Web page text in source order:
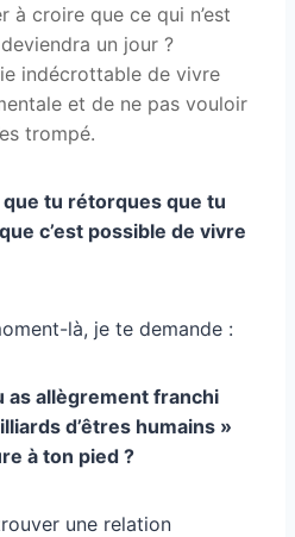
à croire que ce qui n’est
un jour ?
indécrottable de vivre
et de ne pas vouloir
trompé.
que tu rétorques que tu
c’est possible de vivre
là, je te demande :
as allègrement franchi
d’êtres humains »
à ton pied ?
une relation